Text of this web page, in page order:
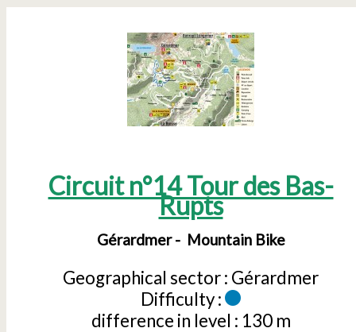
Circuit n°14 Tour des Bas-
Rupts
Gérardmer Mountain Bike
Geographical sector : Gérardmer
Difficulty :
difference in level : 130 m